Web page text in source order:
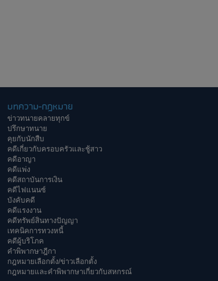
บทความ-กฎหมาย
ข่าวทนายคลายทุกข์
ปรึกษาทนาย
คุยกับนักสืบ
คดีเกี่ยวกับครอบครัวและชู้สาว
คดีอาญา
คดีแพ่ง
คดีสถาบันการเงิน
คดีไฟแนนซ์
บังคับคดี
คดีแรงงาน
คดีทรัพย์สินทางปัญญา
เทคนิคการทวงหนี้
คดีผู้บริโภค
คำพิพากษาฎีกา
กฎหมายเลือกตั้ง/ข่าวเลือกตั้ง
กฎหมายและคำพิพากษาเกี่ยวกับสหกรณ์